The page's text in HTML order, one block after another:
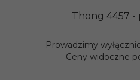
Thong 4457 -
Prowadzimy
Ceny widoczne